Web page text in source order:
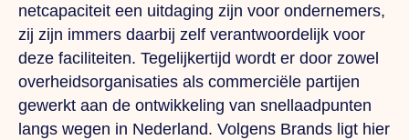
netcapaciteit een uitdaging zijn voor ondernemers,
zij zijn immers daarbij zelf verantwoordelijk voor
deze faciliteiten. Tegelijkertijd wordt er door zowel
overheidsorganisaties als commerciële partijen
gewerkt aan de ontwikkeling van snellaadpunten
langs wegen in Nederland. Volgens Brands ligt hier